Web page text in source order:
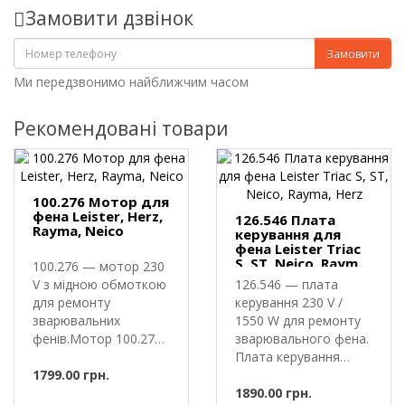
Замовити дзвінок
Замовити
Ми передзвонимо найближчим часом
Рекомендовані товари
100.276 Мотор для
фена Leister, Herz,
Rayma, Neico
100.276 — мотор 230
V з мідною обмоткою
для ремонту
зварювальних
фенів.Мотор 100.276
1799.00 грн.
126.546 Плата
керування для
фена Leister Triac
S, ST, Neico, Rayma,
Herz
126.546 — плата
керування 230 V /
1550 W для ремонту
зварювального фена.
Плата керування
1890.00 грн.